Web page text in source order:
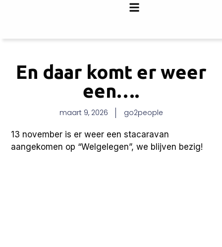
En daar komt er weer
een….
maart 9, 2026 go2people
13 november is er weer een stacaravan
aangekomen op “Welgelegen”, we blijven bezig!